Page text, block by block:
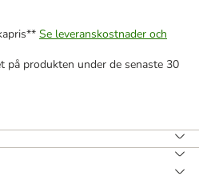
Se leveranskostnader och
på produkten under de senaste 30